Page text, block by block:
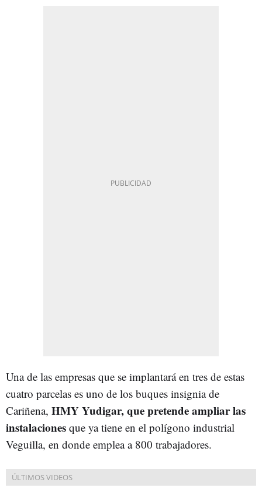
Una de las empresas que se implantará en tres de estas
cuatro parcelas es uno de los buques insignia de
Cariñena, HMY Yudigar, que pretende ampliar las
instalaciones que ya tiene en el polígono industrial
Veguilla, en donde emplea a 800 trabajadores.